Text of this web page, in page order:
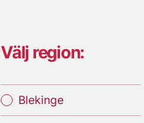
Välj region:
Blekinge